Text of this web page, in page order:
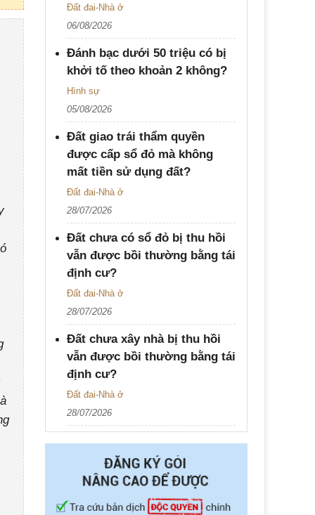
Đất đai-Nhà ở
06/08/2026
Đánh bạc dưới 50 triệu có bị
khởi tố theo khoản 2 không?
Hình sự
05/08/2026
Đất giao trái thẩm quyền
được cấp sổ đỏ mà không
mất tiền sử dụng đất?
Đất đai-Nhà ở
28/07/2026
Đất chưa có sổ đỏ bị thu hồi
vẫn được bồi thường bằng tái
định cư?
Đất đai-Nhà ở
28/07/2026
Đất chưa xây nhà bị thu hồi
vẫn được bồi thường bằng tái
định cư?
Đất đai-Nhà ở
28/07/2026